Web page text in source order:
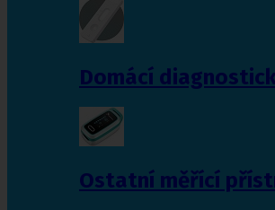
Domácí
Ostatní měřící